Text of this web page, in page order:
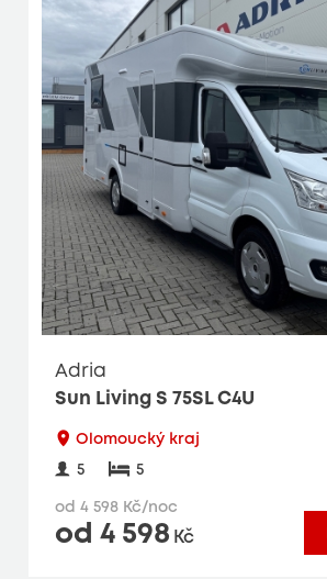
Adria
Sun Living S 75SL C4U
Olomoucký kraj
5 5
od 4 598 Kč/noc
od 4 598 Kč